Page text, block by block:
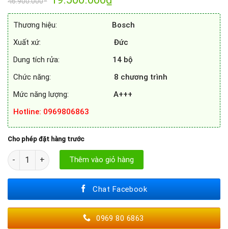
gốc
là:
tại
19.500.000₫.
Thương hiệu:
Bosch
Xuất xứ: Đức
Dung tích rửa: 14 bộ
Chức năng: 8 chương trình
Mức năng lượng: A+++
Hotline: 0969806863
Cho phép đặt hàng trước
MÁY RỬA BÁT BOSCH SMS6ZCI37Q số lượng
Thêm vào giỏ hàng
Chat Facebook
0969 80 6863